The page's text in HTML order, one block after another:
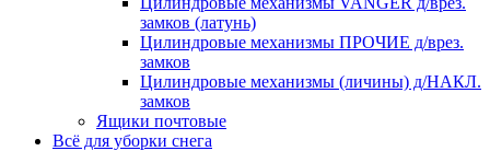
замков (латунь)
Цилиндровые механизмы ПРОЧИЕ д/врез.
замков
Цилиндровые механизмы (личины) д/НАКЛ.
замков
Ящики почтовые
Всё для уборки снега